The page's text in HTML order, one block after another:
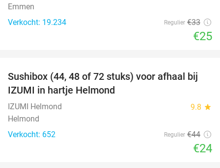
Emmen
Verkocht: 19.234
Regulier €33
€25
45%
Sushibox (44, 48 of 72 stuks) voor afhaal bij
IZUMI in hartje Helmond
IZUMI Helmond 9.8 star
Helmond
Verkocht: 652
Regulier €44
€24